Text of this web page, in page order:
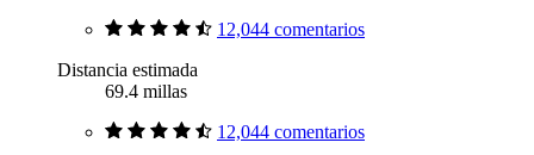
12,044 comentarios
Distancia estimada
69.4 millas
12,044 comentarios